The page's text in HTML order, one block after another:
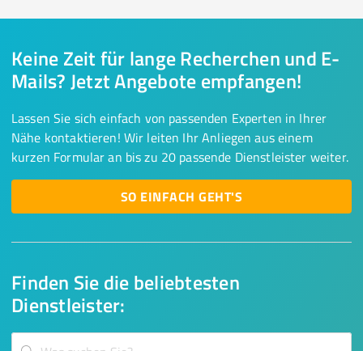
Finden Sie die beliebtesten
Dienstleister:
Keine Zeit für lange Recherchen und E-
Mails? Jetzt Angebote empfangen!
Lassen Sie sich einfach von passenden Experten in Ihrer
Nähe kontaktieren! Wir leiten Ihr Anliegen aus einem
kurzen Formular an bis zu 20 passende Dienstleister weiter.
SO EINFACH GEHT'S